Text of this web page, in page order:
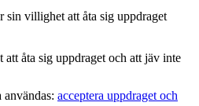
sin villighet att åta sig uppdraget
åta sig uppdraget och att jäv inte
acceptera uppdraget och